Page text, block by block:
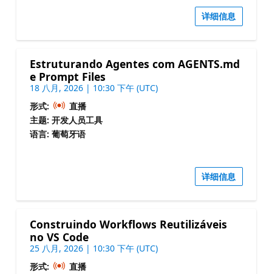
详细信息
Estruturando Agentes com AGENTS.md
e Prompt Files
18 八月, 2026 | 10:30 下午 (UTC)
形式:
直播
主题: 开发人员工具
语言: 葡萄牙语
详细信息
Construindo Workflows Reutilizáveis
no VS Code
25 八月, 2026 | 10:30 下午 (UTC)
形式:
直播